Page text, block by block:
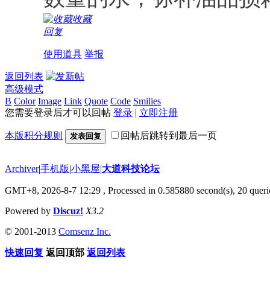
收藏
回复
使用道具 举报
返回列表
高级模式
B Color Image Link Quote Code Smilies
您需要登录后才可以回帖 登录 | 立即注册
本版积分规则 发表回复 回帖后跳转到最后一页
Archiver|手机版|小黑屋|大道科技论坛
GMT+8, 2026-8-7 12:29 , Processed in 0.585880 second(s), 20
Powered by Discuz! X3.2
© 2001-2013 Comsenz Inc.
快速回复 返回顶部 返回列表